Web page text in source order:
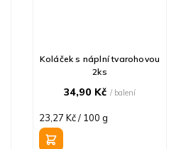
Koláček s náplní tvarohovou
2ks
34,90 Kč/ balení
Měrná
cena:
23,27 Kč / 100 g